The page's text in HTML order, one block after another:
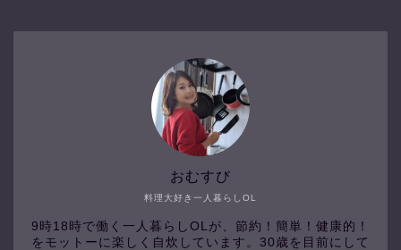
料理大好き一人暮らしOL
おむすび
9時18時で働く一人暮らしOLが、節約！簡単！健康的！
をモットーに楽しく自炊しています。30歳を目前にして